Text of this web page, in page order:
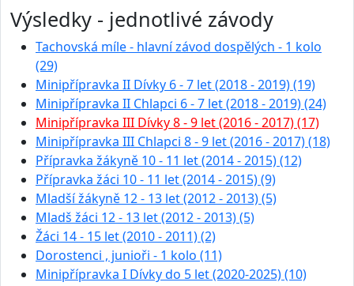
Výsledky - jednotlivé závody
Tachovská míle - hlavní závod dospělých - 1 kolo
(29)
Minipřípravka II Dívky 6 - 7 let (2018 - 2019) (19)
Minipřípravka II Chlapci 6 - 7 let (2018 - 2019) (24)
Minipřípravka III Dívky 8 - 9 let (2016 - 2017) (17)
Minipřípravka III Chlapci 8 - 9 let (2016 - 2017) (18)
Přípravka žákyně 10 - 11 let (2014 - 2015) (12)
Přípravka žáci 10 - 11 let (2014 - 2015) (9)
Mladší žákyně 12 - 13 let (2012 - 2013) (5)
Mladš žáci 12 - 13 let (2012 - 2013) (5)
Žáci 14 - 15 let (2010 - 2011) (2)
Dorostenci , junioři - 1 kolo (11)
Minipřípravka I Dívky do 5 let (2020-2025) (10)